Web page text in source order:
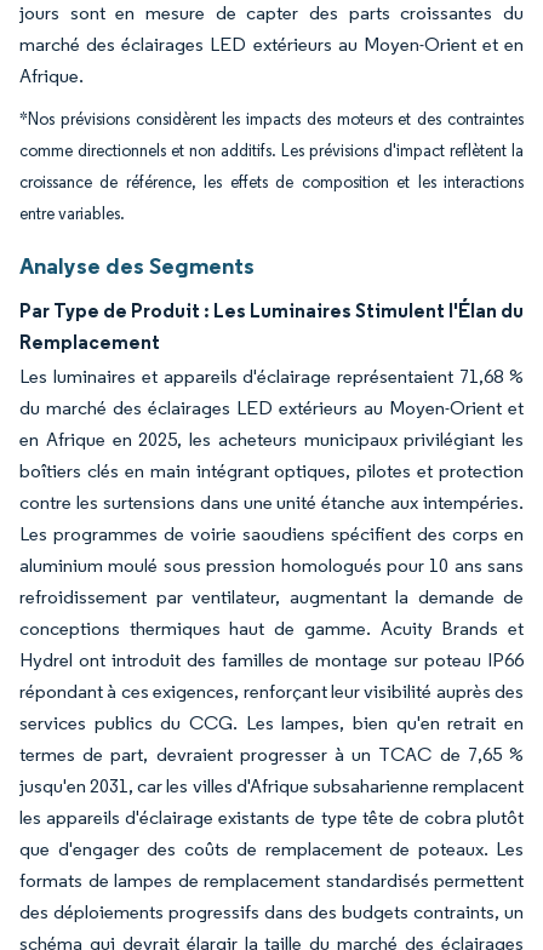
jours sont en mesure de capter des parts croissantes du
marché des éclairages LED extérieurs au Moyen-Orient et en
Afrique.
*Nos prévisions considèrent les impacts des moteurs et des contraintes
comme directionnels et non additifs. Les prévisions d'impact reflètent la
croissance de référence, les effets de composition et les interactions
entre variables.
Analyse des Segments
Par Type de Produit : Les Luminaires Stimulent l'Élan du
Remplacement
Les luminaires et appareils d'éclairage représentaient 71,68 %
du marché des éclairages LED extérieurs au Moyen-Orient et
en Afrique en 2025, les acheteurs municipaux privilégiant les
boîtiers clés en main intégrant optiques, pilotes et protection
contre les surtensions dans une unité étanche aux intempéries.
Les programmes de voirie saoudiens spécifient des corps en
aluminium moulé sous pression homologués pour 10 ans sans
refroidissement par ventilateur, augmentant la demande de
conceptions thermiques haut de gamme. Acuity Brands et
Hydrel ont introduit des familles de montage sur poteau IP66
répondant à ces exigences, renforçant leur visibilité auprès des
services publics du CCG. Les lampes, bien qu'en retrait en
termes de part, devraient progresser à un TCAC de 7,65 %
jusqu'en 2031, car les villes d'Afrique subsaharienne remplacent
les appareils d'éclairage existants de type tête de cobra plutôt
que d'engager des coûts de remplacement de poteaux. Les
formats de lampes de remplacement standardisés permettent
des déploiements progressifs dans des budgets contraints, un
schéma qui devrait élargir la taille du marché des éclairages